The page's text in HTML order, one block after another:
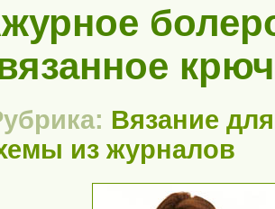
Вязание
из журналов